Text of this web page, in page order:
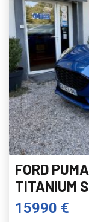
FORD
TITANIUM
15990 €